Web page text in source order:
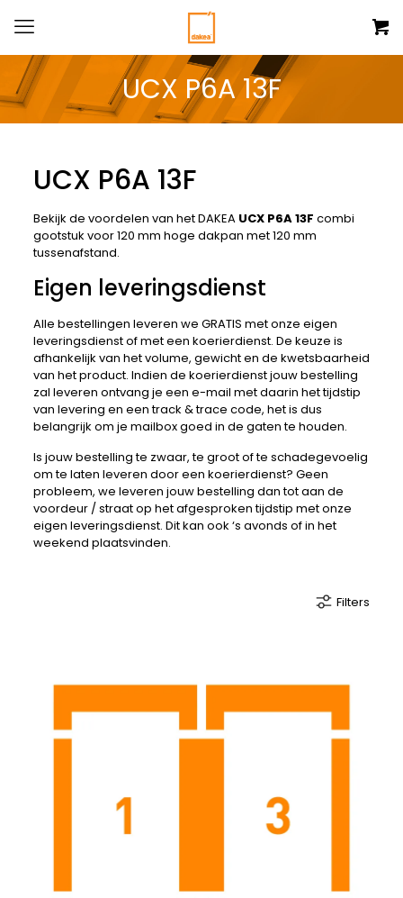
UCX P6A 13F
UCX P6A 13F
Bekijk de voordelen van het DAKEA UCX P6A 13F combi
gootstuk voor 120 mm hoge dakpan met 120 mm
tussenafstand.
Eigen leveringsdienst
Alle bestellingen leveren we GRATIS met onze eigen
leveringsdienst of met een koerierdienst. De keuze is
afhankelijk van het volume, gewicht en de kwetsbaarheid
van het product. Indien de koerierdienst jouw bestelling
zal leveren ontvang je een e-mail met daarin het tijdstip
van levering en een track & trace code, het is dus
belangrijk om je mailbox goed in de gaten te houden.
Is jouw bestelling te zwaar, te groot of te schadegevoelig
om te laten leveren door een koerierdienst? Geen
probleem, we leveren jouw bestelling dan tot aan de
voordeur / straat op het afgesproken tijdstip met onze
eigen leveringsdienst. Dit kan ook ‘s avonds of in het
weekend plaatsvinden.
Filters